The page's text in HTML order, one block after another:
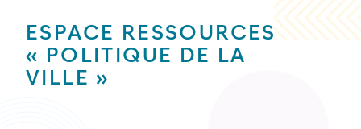
ESPACE RESSOURCES
« POLITIQUE DE LA
VILLE »